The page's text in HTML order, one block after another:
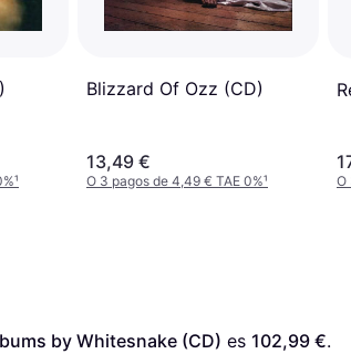
¹
Blizzard Of Ozz (CD)
13,49 €
O 3 pagos de 4,49 € TAE 0%¹ O
by Whitesnake (CD) es 102,99 €.